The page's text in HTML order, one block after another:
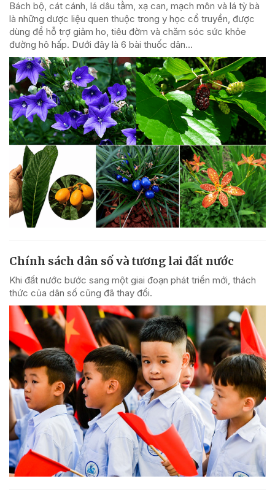
Bách bộ, cát cánh, lá dâu tằm, xạ can, mạch môn và lá tỳ bà
là những dược liệu quen thuộc trong y học cổ truyền, được
dùng để hỗ trợ giảm ho, tiêu đờm và chăm sóc sức khỏe
đường hô hấp. Dưới đây là 6 bài thuốc dân...
Chính sách dân số và tương lai đất nước
Khi đất nước bước sang một giai đoạn phát triển mới, thách
thức của dân số cũng đã thay đổi.